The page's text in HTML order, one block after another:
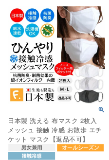
日本製 洗える 布マスク 2枚入
メッシュ 接触 冷感 お散歩 エチ
ケット マスク【返品不可】